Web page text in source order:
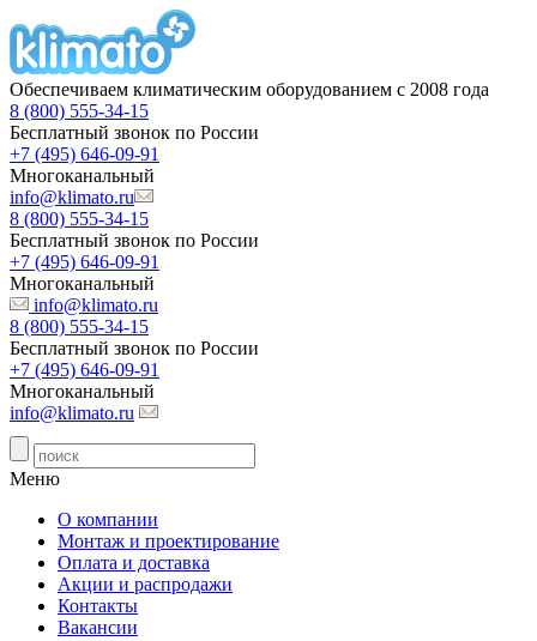
Обеспечиваем климатическим оборудованием с 2008 года
8 (800) 555-34-15
Бесплатный звонок по России
+7 (495) 646-09-91
Многоканальный
info@klimato.ru
8 (800) 555-34-15
Бесплатный звонок по России
+7 (495) 646-09-91
Многоканальный
info@klimato.ru
8 (800) 555-34-15
Бесплатный звонок по России
+7 (495) 646-09-91
Многоканальный
info@klimato.ru
Меню
О компании
Монтаж и проектирование
Оплата и доставка
Акции и распродажи
Контакты
Вакансии